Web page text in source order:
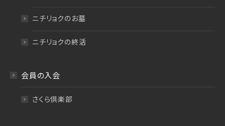
ニチリョクのお墓
ニチリョクの終活
会員の入会
さくら倶楽部